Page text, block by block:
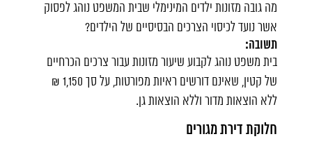
מה גובה מזונות ילדים המינימלי שבית המשפט נוהג לפסוק
אשר נועד לכיסוי הצרכים הבסיסיים של הילדים?
תשובה:
בית משפט נוהג לקבוע שיעור מזונות עבור צרכים הכרחיים
של קטין, שאינם דורשים ראיות מפורטות, על סך 1,150 ₪
ללא הוצאות מדור וללא הוצאות גן.
חלוקת דירת מגורים